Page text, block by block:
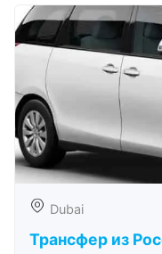
Dubai
Трансфер из